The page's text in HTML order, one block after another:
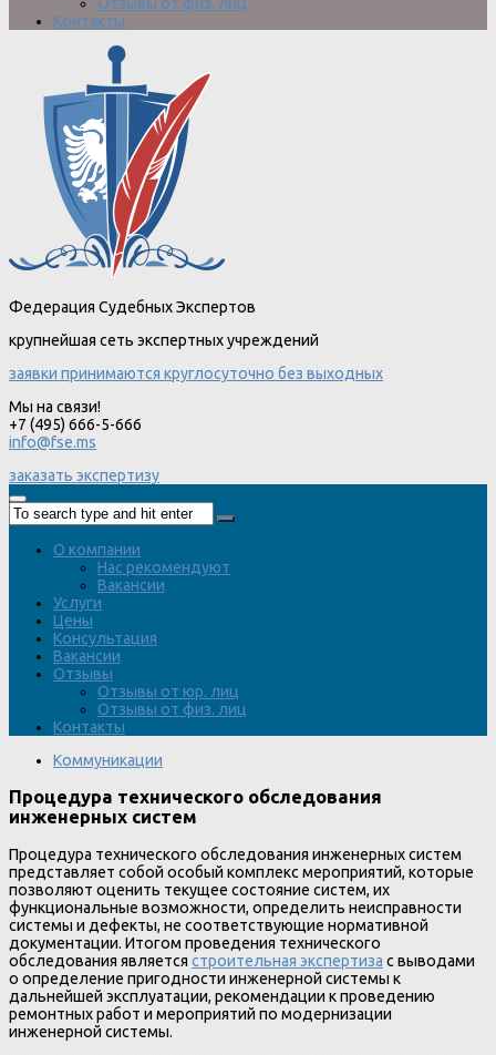
Отзывы от физ. лиц
Контакты
Федерация Судебных Экспертов
крупнейшая сеть экспертных учреждений
заявки принимаются круглосуточно без выходных
Мы на связи!
+7 (495) 666-5-666
info@fse.ms
заказать экспертизу
О компании
Нас рекомендуют
Вакансии
Услуги
Цены
Консультация
Вакансии
Отзывы
Отзывы от юр. лиц
Отзывы от физ. лиц
Контакты
Коммуникации
Процедура технического обследования
инженерных систем
Процедура технического обследования инженерных систем
представляет собой особый комплекс мероприятий, которые
позволяют оценить текущее состояние систем, их
функциональные возможности, определить неисправности
системы и дефекты, не соответствующие нормативной
документации. Итогом проведения технического
обследования является строительная экспертиза с выводами
о определение пригодности инженерной системы к
дальнейшей эксплуатации, рекомендации к проведению
ремонтных работ и мероприятий по модернизации
инженерной системы.